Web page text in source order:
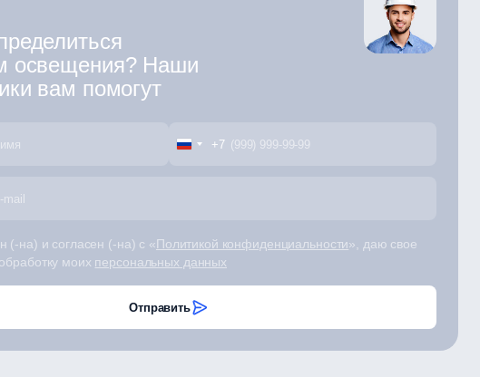
освещения? Наши
вам помогут
+7
(-на) и согласен (-на) с «Политикой конфиденциальности», даю свое
моих персональных данных
Отправить